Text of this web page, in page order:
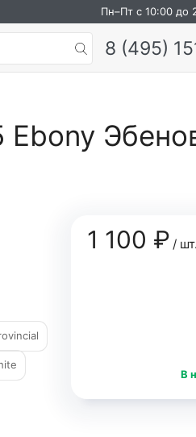
Пн–Пт с 10:00 до
8 (495)
1 100 ₽/ шт.
В